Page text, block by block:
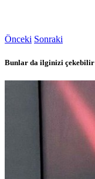
Önceki Sonraki
Bunlar da ilginizi çekebilir